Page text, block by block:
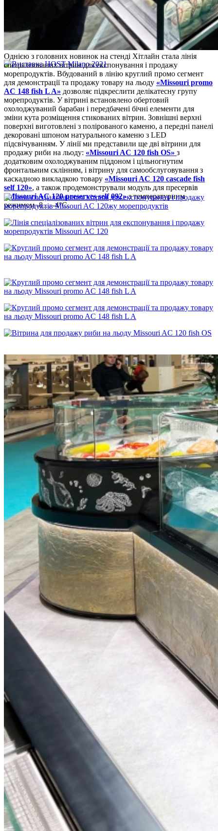
Однією з головних новинок на стенді Хітлайн стала лінія
спеціалізованих вітрин для експонування і продажу
морепродуктів. Вбудований в лінію круглий промо сегмент
для демонстрації та продажу товару на льоду «Missouri promo
AC 148 fish L A» дозволяє підкреслити делікатесну групу
морепродуктів. У вітрині встановлено обертовий
охолоджуваний барабан і передбачені бічні елементи для
зміни кута розміщення стикованих вітрин. Зовнішні верхні
поверхні виготовлені з полірованого каменю, а передні панелі
декоровані шпоном натурального каменю з LED
підсвічуванням. У лінії ми представили ще дві вітрини для
продажу риби на льоду: «Missouri AC 120 fish OS» з
додатковим охолоджуваним піддоном і цільногнутим
фронтальним склінням, і вітрину для самообслуговування з
каскадною викладкою товару «Missouri AC 120 cascade fish
self 120», а також продемонстрували модуль для пресервів
«Missouri AC 120 preserves self 092»з температурним
режимом -8… -4°С.